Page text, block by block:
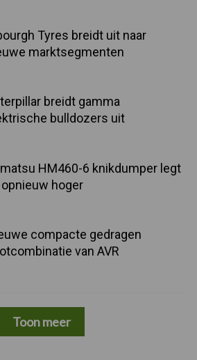
Tyres breidt uit naar
marktsegmenten
breidt gamma
bulldozers uit
HM460-6 knikdumper legt
hoger
compacte gedragen
van AVR
Toon meer